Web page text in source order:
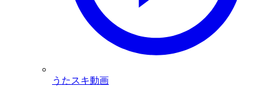
うたスキ動画